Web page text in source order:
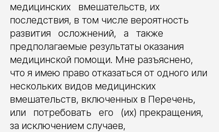
медицинских вмешательств, их
последствия, в том числе вероятность
развития осложнений, а также
предполагаемые результаты оказания
медицинской помощи. Мне разъяснено,
что я имею право отказаться от одного или
нескольких видов медицинских
вмешательств, включенных в Перечень,
или потребовать его (их) прекращения,
за исключением случаев,